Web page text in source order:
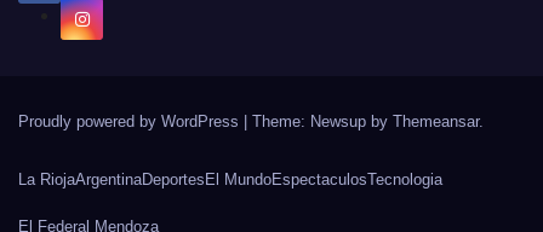
Proudly powered by WordPress | Theme: Newsup by Themeansar.
La RiojaArgentinaDeportes El MundoEspectaculosTecnologia
El Federal Mendoza